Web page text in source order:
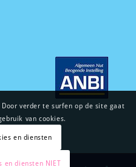
verder te surfen op de site gaat
van cookies.
en diensten
en diensten NIET